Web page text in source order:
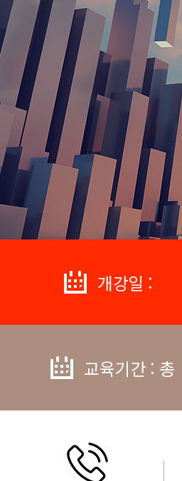
개강일 :
교육기간 : 총